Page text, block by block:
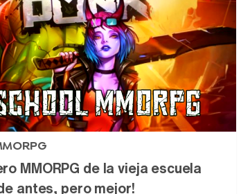
MMORPG de la vieja escuela
antes, pero mejor!